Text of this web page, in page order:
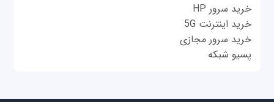
خرید سرور HP
خرید اینترنت 5G
خرید سرور مجازی
پسیو شبکه